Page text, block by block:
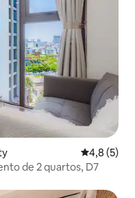
4,8 (5)
de 2 quartos, D7